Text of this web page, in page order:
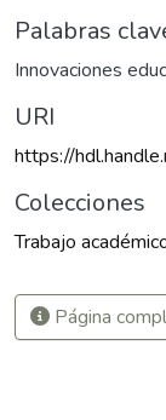
Palabras
Innovaciones
URI
https://
Colecciones
Trabajo
Página